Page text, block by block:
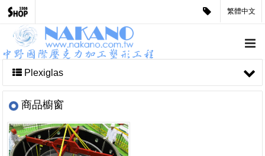
繁體中文
Plexiglas
商品櫥窗